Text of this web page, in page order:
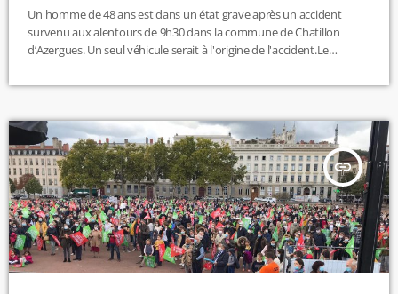
Un homme de 48 ans est dans un état grave après un accident
survenu aux alentours de 9h30 dans la commune de Chatillon
d’Azergues. Un seul véhicule serait à l'origine de l'accident.Le
pompiers. Un important dispositif de secours a été déployé pour
Progrès, 25 pompiers et une équipe de médecins […]
insert_link